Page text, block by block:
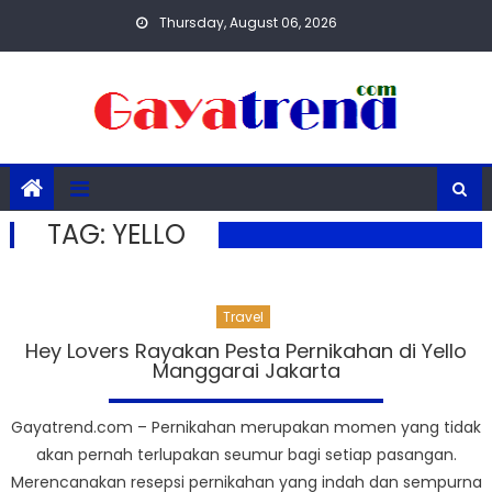
Thursday, August 06, 2026
TAG: YELLO
Travel
Hey Lovers Rayakan Pesta Pernikahan di Yello
Manggarai Jakarta
Gayatrend.com – Pernikahan merupakan momen yang tidak
akan pernah terlupakan seumur bagi setiap pasangan.
Merencanakan resepsi pernikahan yang indah dan sempurna